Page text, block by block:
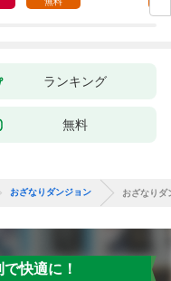
ランキング
無料
おざなりダンジョン おざなりダ
快適に！